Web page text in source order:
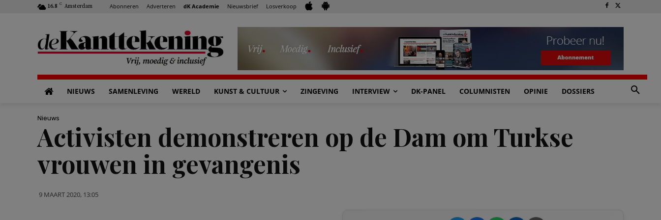
16.8 C Amsterdam Abonneren Adverteren dK Academie Nieuwsbrief Losverkoop
NIEUWS SAMENLEVING WERELD KUNST & CULTUUR ZINGEVING INTERVIEW DK-PANEL COLUMNISTEN OPINIE DOSSIERS
Nieuws
Activisten demonstreren op de Dam om Turkse
vrouwen in gevangenis
9 MAART 2020, 13:05